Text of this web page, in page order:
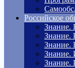
Российское
Знание.
Знание.
Знание.
Знание.
Знание.